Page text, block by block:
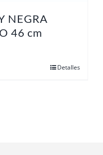
NEGRA
46 cm
Detalles